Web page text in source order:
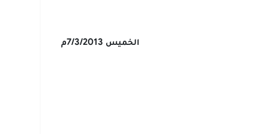
الخميس 7/3/2013م